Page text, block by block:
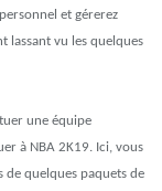
et gérerez
lassant vu les quelques
une équipe
à NBA 2K19. Ici, vous
de quelques paquets de